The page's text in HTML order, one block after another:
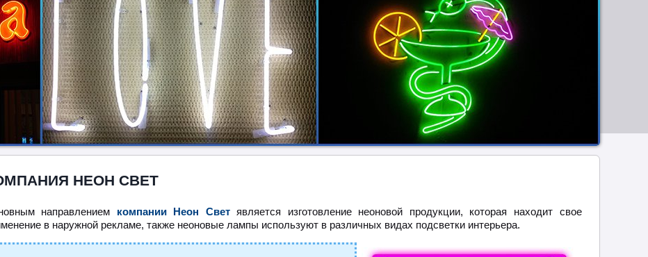
НЕОН СВЕТ
направлением компании Неон Светявляется изготовление неоновой продукции, которая находит свое
в наружной рекламе, также неоновые лампы используют в различных видах подсветки интерьера.